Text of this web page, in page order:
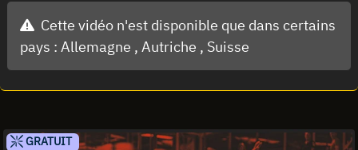
Cette vidéo n'est disponible que dans certains
pays : Allemagne , Autriche , Suisse
GRATUIT